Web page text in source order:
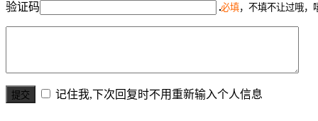
验证码 必填，不填不让过哦，
记住我,下次回复时不用重新输入个人信息